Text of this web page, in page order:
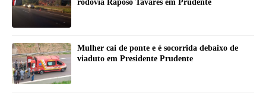
rodovia Raposo Tavares em Prudente
Mulher cai de ponte e é socorrida debaixo de
viaduto em Presidente Prudente